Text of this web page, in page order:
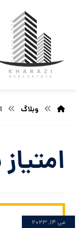
وبلاگ
می ۱۴, ۲۰۲۳